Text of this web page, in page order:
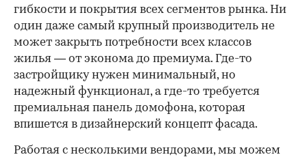
гибкости и покрытия всех сегментов рынка. Ни
один даже самый крупный производитель не
может закрыть потребности всех классов
жилья — от эконома до премиума. Где-то
застройщику нужен минимальный, но
надежный функционал, а где-то требуется
премиальная панель домофона, которая
впишется в дизайнерский концепт фасада.
Работая с несколькими вендорами, мы можем